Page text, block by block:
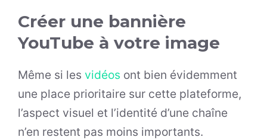
Créer une bannière
YouTube à votre image
Même si les vidéos ont bien évidemment
une place prioritaire sur cette plateforme,
l’aspect visuel et l’identité d’une chaîne
n’en restent pas moins importants.